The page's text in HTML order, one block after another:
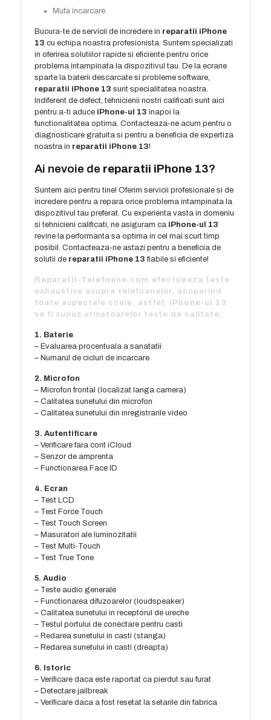
Mufa incarcare
Bucura-te de servicii de incredere in reparatii iPhone
13cu echipa noastra profesionista. Suntem specializati
in oferirea solutiilor rapide si eficiente pentru orice
problema intampinata la dispozitivul tau. De la ecrane
sparte la baterii descarcate si probleme software,
reparatii iPhone 13sunt specialitatea noastra.
Indiferent de defect, tehnicienii nostri calificati sunt aici
pentru a-ti aduce iPhone-ul 13inapoi la
functionalitatea optima. Contacteaza-ne acum pentru o
diagnosticare gratuita si pentru a beneficia de expertiza
noastra in reparatii iPhone 13!
Ai nevoie de reparatii iPhone 13?
Suntem aici pentru tine! Oferim servicii profesionale si de
incredere pentru a repara orice problema intampinata la
dispozitivul tau preferat. Cu experienta vasta in domeniu
si tehnicieni calificati, ne asiguram ca iPhone-ul 13
revine la performanta sa optima in cel mai scurt timp
posibil. Contacteaza-ne astazi pentru a beneficia de
solutii de reparatii iPhone 13fiabile si eficiente!
Reparatii-Telefoane.com efectueaza teste
exhaustive asupra telefoanelor, acoperind
toate aspectele cheie, astfel, iPhone-ul 13
va fi supus urmatoarelor teste de calitate:
1. Baterie
– Evaluarea procentuala a sanatatii
– Numarul de cicluri de incarcare
2. Microfon
– Microfon frontal (localizat langa camera)
– Calitatea sunetului din microfon
– Calitatea sunetului din inregistrarile video
3. Autentificare
– Verificare fara cont iCloud
– Senzor de amprenta
– Functionarea Face ID
4. Ecran
– Test LCD
– Test Force Touch
– Test Touch Screen
– Masuratori ale luminozitatii
– Test Multi-Touch
– Test True Tone
5. Audio
– Teste audio generale
– Functionarea difuzoarelor (loudspeaker)
– Calitatea sunetului in receptorul de ureche
– Testul portului de conectare pentru casti
– Redarea sunetului in casti (stanga)
– Redarea sunetului in casti (dreapta)
6. Istoric
– Verificare daca este raportat ca pierdut sau furat
– Detectare jailbreak
– Verificare daca a fost resetat la setarile din fabrica